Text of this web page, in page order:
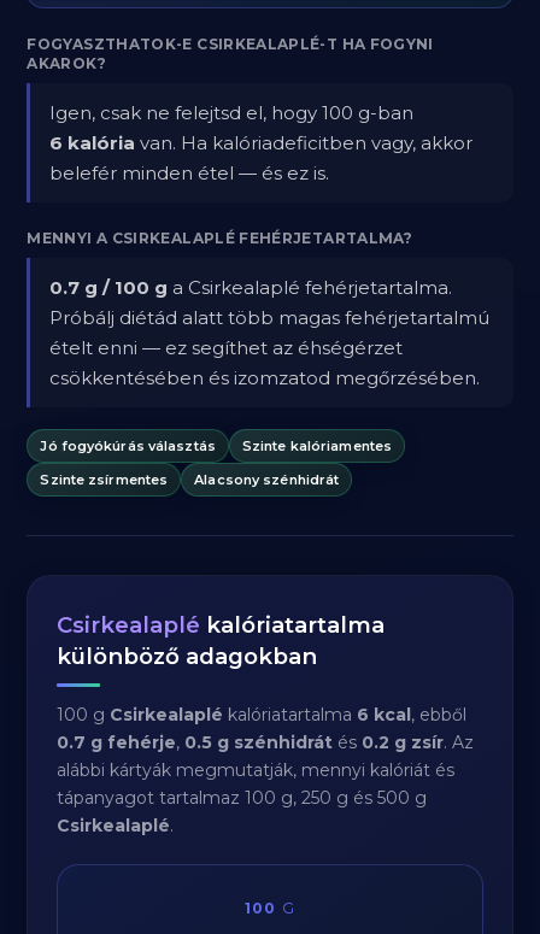
FOGYASZTHATOK-E CSIRKEALAPLÉ-T HA FOGYNI
AKAROK?
Igen, csak ne felejtsd el, hogy 100 g-ban
6 kalória van. Ha kalóriadeficitben vagy, akkor
belefér minden étel — és ez is.
MENNYI A CSIRKEALAPLÉ FEHÉRJETARTALMA?
0.7 g / 100 g a Csirkealaplé fehérjetartalma.
Próbálj diétád alatt több magas fehérjetartalmú
ételt enni — ez segíthet az éhségérzet
csökkentésében és izomzatod megőrzésében.
Jó fogyókúrás választás
Szinte kalóriamentes
Szinte zsírmentes
Alacsony szénhidrát
Csirkealaplé kalóriatartalma
különböző adagokban
100 g Csirkealaplé kalóriatartalma 6 kcal, ebből
0.7 g fehérje, 0.5 g szénhidrát és 0.2 g zsír. Az
alábbi kártyák megmutatják, mennyi kalóriát és
tápanyagot tartalmaz 100 g, 250 g és 500 g
Csirkealaplé.
100 G